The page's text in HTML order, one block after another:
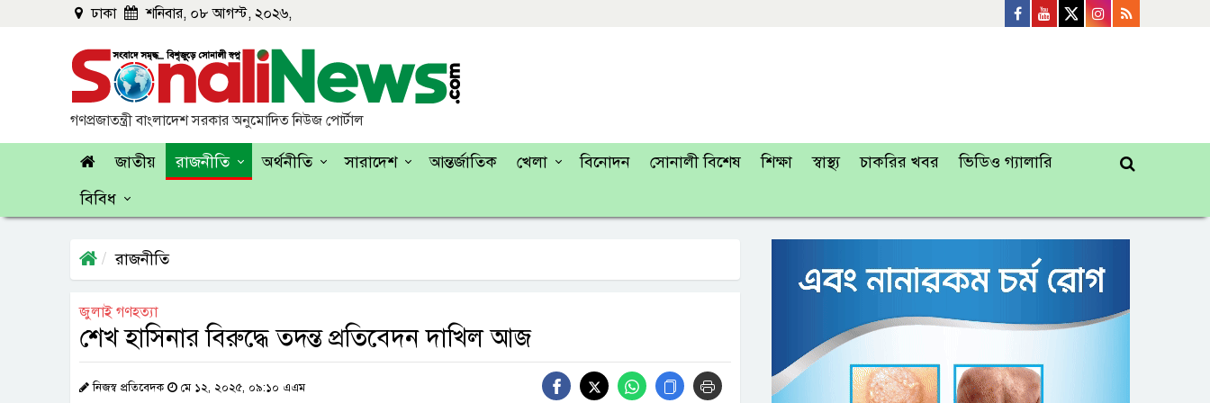
ঢাকা শনিবার, ০৮ আগস্ট, ২০২৬,
গণপ্রজাতন্ত্রী বাংলাদেশ সরকার অনুমোদিত নিউজ পোর্টাল
জাতীয় রাজনীতি অর্থনীতি সারাদেশ আন্তর্জাতিক খেলা বিনোদন সোনালী বিশেষ শিক্ষা স্বাস্থ্য চাকরির খবর
ভিডিও গ্যালারি
বিবিধ
রাজনীতি
জুলাই গণহত্যা
শেখ হাসিনার বিরুদ্ধে তদন্ত প্রতিবেদন দাখিল আজ
নিজস্ব প্রতিবেদক মে ১২, ২০২৫, ০৯:১০ এএম